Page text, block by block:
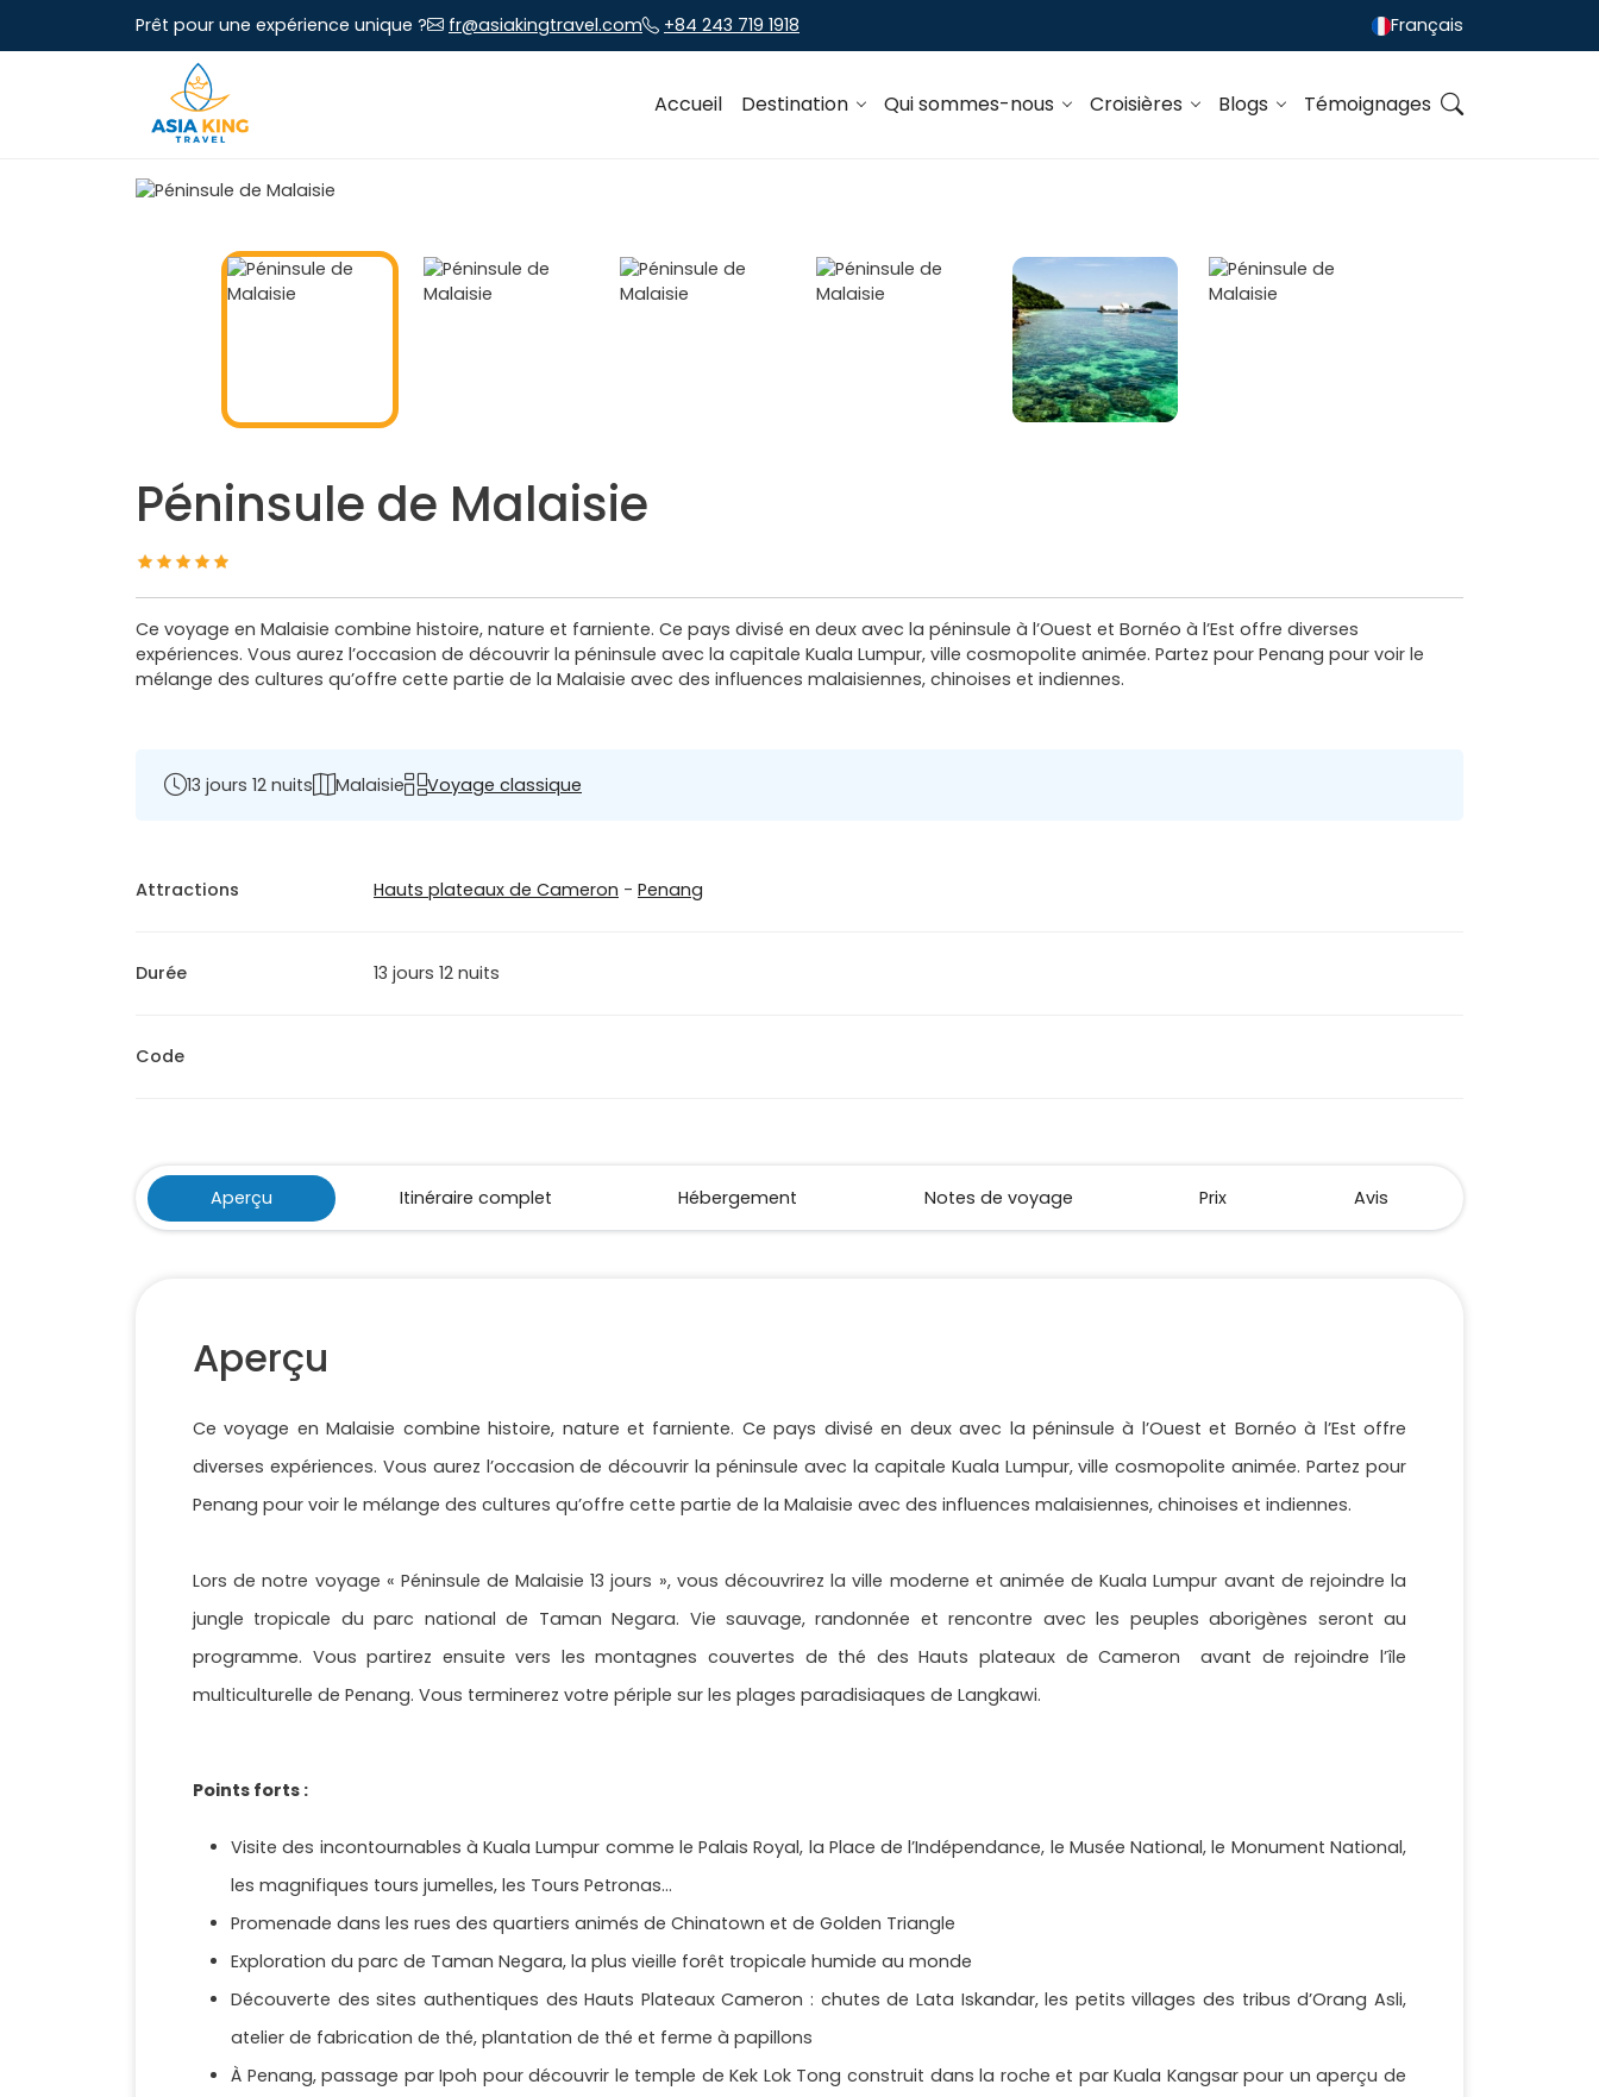
Prêt pour une expérience unique ? fr@asiakingtravel.com +84 243 719 1918 Français
Accueil Destination Qui sommes-nous Croisières Blogs Témoignages
Péninsule de Malaisie
Ce voyage en Malaisie combine histoire, nature et farniente. Ce pays divisé en deux avec la péninsule à l’Ouest et Bornéo à l’Est offre diverses
expériences. Vous aurez l’occasion de découvrir la péninsule avec la capitale Kuala Lumpur, ville cosmopolite animée. Partez pour Penang pour voir le
mélange des cultures qu’offre cette partie de la Malaisie avec des influences malaisiennes, chinoises et indiennes.
13 jours 12 nuits Malaisie Voyage classique
Attractions Hauts plateaux de Cameron - Penang
Durée 13 jours 12 nuits
Code
Aperçu Itinéraire complet Hébergement Notes de voyage Prix Avis
Aperçu
Ce voyage en Malaisie combine histoire, nature et farniente. Ce pays divisé en deux avec la péninsule à l’Ouest et Bornéo à l’Est offre
diverses expériences. Vous aurez l’occasion de découvrir la péninsule avec la capitale Kuala Lumpur, ville cosmopolite animée. Partez pour
Penang pour voir le mélange des cultures qu’offre cette partie de la Malaisie avec des influences malaisiennes, chinoises et indiennes.
Lors de notre voyage « Péninsule de Malaisie 13 jours », vous découvrirez la ville moderne et animée de Kuala Lumpur avant de rejoindre la
jungle tropicale du parc national de Taman Negara. Vie sauvage, randonnée et rencontre avec les peuples aborigènes seront au
programme. Vous partirez ensuite vers les montagnes couvertes de thé des Hauts plateaux de Cameron avant de rejoindre l’île
multiculturelle de Penang. Vous terminerez votre périple sur les plages paradisiaques de Langkawi.
Points forts :
Visite des incontournables à Kuala Lumpur comme le Palais Royal, la Place de l’Indépendance, le Musée National, le Monument National,
les magnifiques tours jumelles, les Tours Petronas…
Promenade dans les rues des quartiers animés de Chinatown et de Golden Triangle
Exploration du parc de Taman Negara, la plus vieille forêt tropicale humide au monde
Découverte des sites authentiques des Hauts Plateaux Cameron : chutes de Lata Iskandar, les petits villages des tribus d’Orang Asli,
atelier de fabrication de thé, plantation de thé et ferme à papillons
À Penang, passage par Ipoh pour découvrir le temple de Kek Lok Tong construit dans la roche et par Kuala Kangsar pour un aperçu de